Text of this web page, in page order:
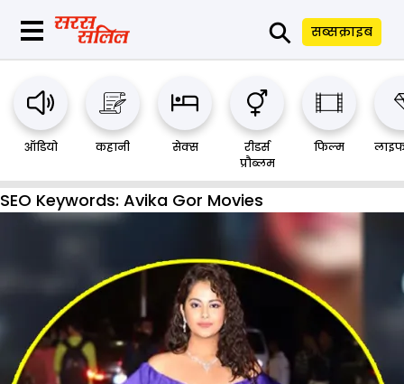
⚲ सब्सक्राइब
ऑडियो कहानी सेक्स
रीडर्स
प्रौब्लम
फिल्म
SEO Keywords: Avika Gor Movies